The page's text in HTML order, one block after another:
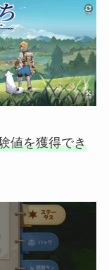
値を獲得でき